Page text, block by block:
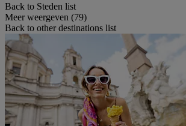
Back to Steden list
Meer weergeven (79)
Back to other destinations list